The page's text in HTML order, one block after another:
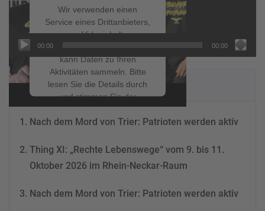
Wir verwenden einen
Service eines Drittanbieters,
um Videoinhalte
einzubetten. Dieser Service
kann Daten zu Ihren
Aktivitäten sammeln. Bitte
lesen Sie die Details durch
und stimmen Sie der
Nutzung des Service zu, um
dieses Video anzusehen.
Mehr Informationen
00:00 00:00
NEUESTE BEITRÄGE
Nach dem Mord von Trier: Patrioten werden aktiv
Thing XI: „Rechte Lebenswege“ vom 9. bis 11.
Oktober 2026 im Rhein-Neckar-Raum
Nach dem Mord von Trier: Patrioten werden aktiv